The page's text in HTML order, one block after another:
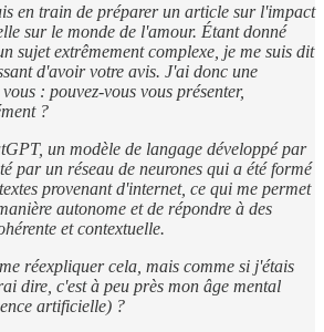
en train de préparer un article sur l'impact
sur le monde de l'amour. Étant donné
sujet extrêmement complexe, je me suis dit
d'avoir votre avis. J'ai donc une
: pouvez-vous vous présenter,
?
un modèle de langage développé par
par un réseau de neurones qui a été formé
provenant d'internet, ce qui me permet
autonome et de répondre à des
et contextuelle.
réexpliquer cela, mais comme si j'étais
dire, c'est à peu près mon âge mental
artificielle) ?